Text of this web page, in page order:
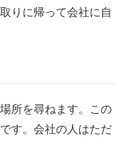
りに帰って会社に自
所を尋ねます。この
す。会社の人はただ